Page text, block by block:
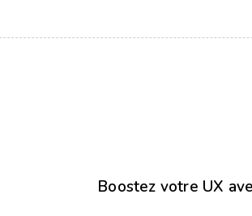
Boostez votre UX